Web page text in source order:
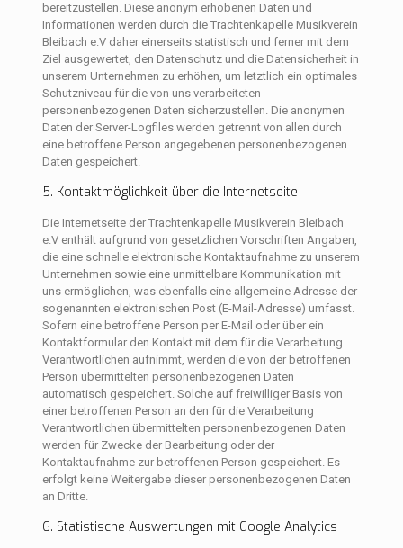
bereitzustellen. Diese anonym erhobenen Daten und
Informationen werden durch die Trachtenkapelle Musikverein
Bleibach e.V daher einerseits statistisch und ferner mit dem
Ziel ausgewertet, den Datenschutz und die Datensicherheit in
unserem Unternehmen zu erhöhen, um letztlich ein optimales
Schutzniveau für die von uns verarbeiteten
personenbezogenen Daten sicherzustellen. Die anonymen
Daten der Server-Logfiles werden getrennt von allen durch
eine betroffene Person angegebenen personenbezogenen
Daten gespeichert.
5. Kontaktmöglichkeit über die Internetseite
Die Internetseite der Trachtenkapelle Musikverein Bleibach
e.V enthält aufgrund von gesetzlichen Vorschriften Angaben,
die eine schnelle elektronische Kontaktaufnahme zu unserem
Unternehmen sowie eine unmittelbare Kommunikation mit
uns ermöglichen, was ebenfalls eine allgemeine Adresse der
sogenannten elektronischen Post (E-Mail-Adresse) umfasst.
Sofern eine betroffene Person per E-Mail oder über ein
Kontaktformular den Kontakt mit dem für die Verarbeitung
Verantwortlichen aufnimmt, werden die von der betroffenen
Person übermittelten personenbezogenen Daten
automatisch gespeichert. Solche auf freiwilliger Basis von
einer betroffenen Person an den für die Verarbeitung
Verantwortlichen übermittelten personenbezogenen Daten
werden für Zwecke der Bearbeitung oder der
Kontaktaufnahme zur betroffenen Person gespeichert. Es
erfolgt keine Weitergabe dieser personenbezogenen Daten
an Dritte.
6. Statistische Auswertungen mit Google Analytics